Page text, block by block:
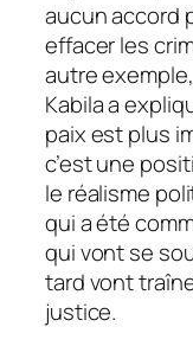
aucun accord
effacer les
autre
Kabila a
paix est plus
c’est une
le réalisme
qui a été
qui vont se
tard vont
justice.